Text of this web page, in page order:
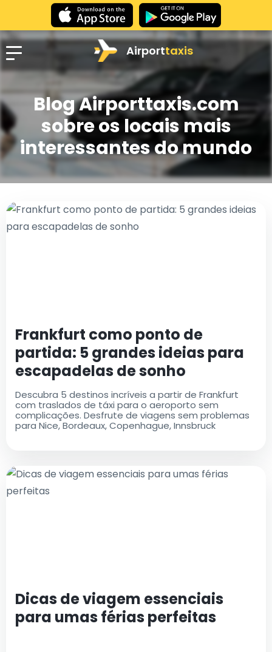
Airporttaxis
Blog Airporttaxis.com
sobre os locais mais
interessantes do mundo
Frankfurt como ponto de
partida: 5 grandes ideias para
escapadelas de sonho
Descubra 5 destinos incríveis a partir de Frankfurt
com traslados de táxi para o aeroporto sem
complicações. Desfrute de viagens sem problemas
para Nice, Bordeaux, Copenhague, Innsbruck
Dicas de viagem essenciais
para umas férias perfeitas